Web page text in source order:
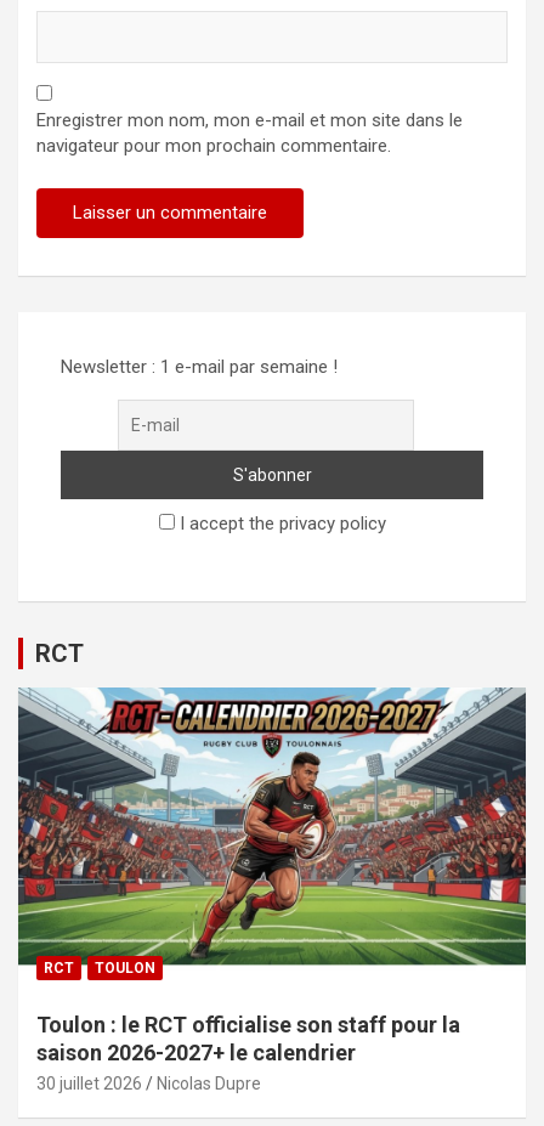
Enregistrer mon nom, mon e-mail et mon site dans le
navigateur pour mon prochain commentaire.
Newsletter : 1 e-mail par semaine !
I accept the privacy policy
RCT
RCT TOULON
Toulon : le RCT officialise son staff pour la
saison 2026-2027+ le calendrier
30 juillet 2026 Nicolas Dupre